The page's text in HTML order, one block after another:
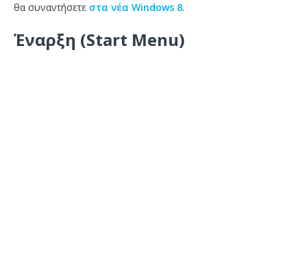
θα συναντήσετε στα νέα Windows 8.
Έναρξη (Start Menu)